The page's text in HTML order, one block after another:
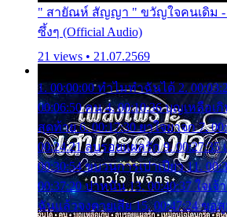
" สายัณห์ สัญญา " ขวัญใจคนเดิม -
ซึ้งๆ (Official Audio)
21 views • 21.07.2569
1. 00:00:00 ทำไมทำฉันได้ 2.
00:06:50 คน 4. 00:10:36 บุญเหลือเ
สุดท้าย 6. 00:17:30 ยาใจยาจก 7.
00:24:21 ลบรอยแผลรัก 9.
00:30:54 ขบวนการเปาเปียว 11.
00:37:20 ปาหนัน 13. 00:40:37 ใจเจ้
ฉันแล้วจงตายเสีย 15. 00:47:24 ขอสู